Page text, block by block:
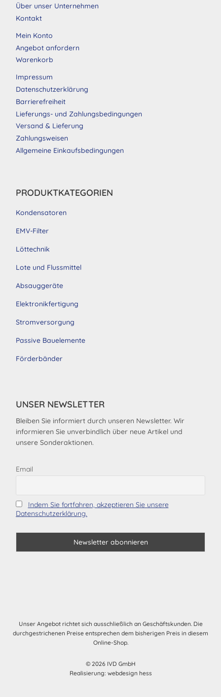
Über unser Unternehmen
Kontakt
Mein Konto
Angebot anfordern
Warenkorb
Impressum
Datenschutzerklärung
Barrierefreiheit
Lieferungs- und Zahlungsbedingungen
Versand & Lieferung
Zahlungsweisen
Allgemeine Einkaufsbedingungen
PRODUKTKATEGORIEN
Kondensatoren
EMV-Filter
Löttechnik
Lote und Flussmittel
Absauggeräte
Elektronikfertigung
Stromversorgung
Passive Bauelemente
Förderbänder
UNSER NEWSLETTER
Bleiben Sie informiert durch unseren Newsletter. Wir
informieren Sie unverbindlich über neue Artikel und
unsere Sonderaktionen.
Email
Indem Sie fortfahren, akzeptieren Sie unsere
Datenschutzerklärung.
Unser Angebot richtet sich ausschließlich an Geschäftskunden. Die
durchgestrichenen Preise entsprechen dem bisherigen Preis in diesem
Online-Shop.
© 2026 IVD GmbH
Realisierung: webdesign hess